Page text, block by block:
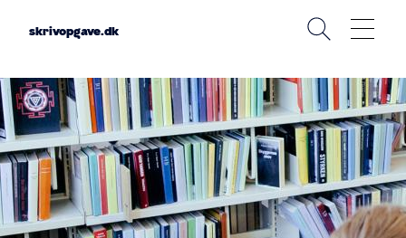
skrivopgave.dk
Skrivopgave